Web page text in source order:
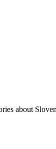
about